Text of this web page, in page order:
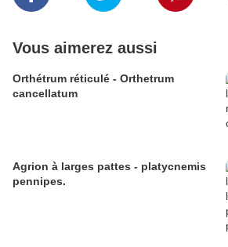
Vous aimerez aussi
Orthétrum réticulé - Orthetrum
cancellatum
Agrion à larges pattes - platycnemis
pennipes.